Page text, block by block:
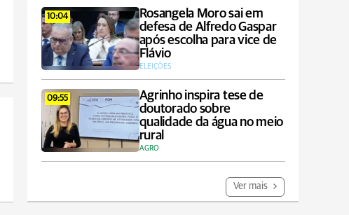
10:04
Rosangela Moro sai em
defesa de Alfredo Gaspar
após escolha para vice de
Flávio
ELEIÇÕES
09:55
Agrinho inspira tese de
doutorado sobre
qualidade da água no meio
rural
AGRO
Ver mais